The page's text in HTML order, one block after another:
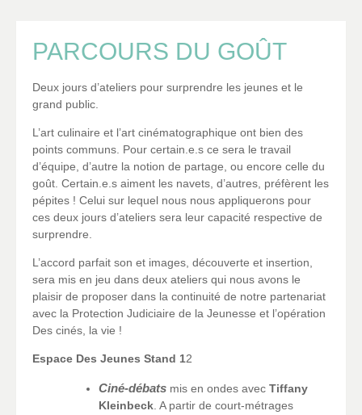
PARCOURS DU GOÛT
Deux jours d’ateliers pour surprendre les jeunes et le
grand public.
L’art culinaire et l’art cinématographique ont bien des
points communs. Pour certain.e.s ce sera le travail
d’équipe, d’autre la notion de partage, ou encore celle du
goût. Certain.e.s aiment les navets, d’autres, préfèrent les
pépites ! Celui sur lequel nous nous appliquerons pour
ces deux jours d’ateliers sera leur capacité respective de
surprendre.
L’accord parfait son et images, découverte et insertion,
sera mis en jeu dans deux ateliers qui nous avons le
plaisir de proposer dans la continuité de notre partenariat
avec la Protection Judiciaire de la Jeunesse et l’opération
Des cinés, la vie !
Espace Des Jeunes Stand 12
Ciné-débats mis en ondes avec Tiffany
Kleinbeck. A partir de court-métrages